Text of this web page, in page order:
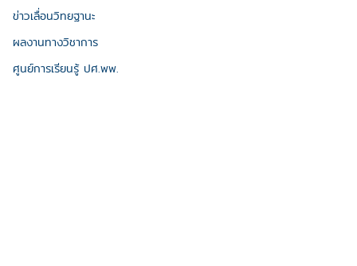
ข่าวเลื่อนวิทยฐานะ
ผลงานทางวิชาการ
ศูนย์การเรียนรู้ ปศ.พพ.